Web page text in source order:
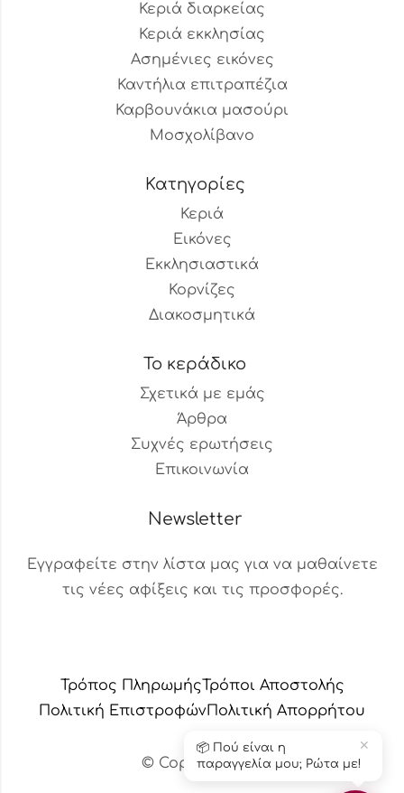
Κεριά διαρκείας
Κεριά εκκλησίας
Ασημένιες εικόνες
Καντήλια επιτραπέζια
Καρβουνάκια μασούρι
Μοσχολίβανο
Κατηγορίες
Κεριά
Εικόνες
Εκκλησιαστικά
Κορνίζες
Διακοσμητικά
Το κεράδικο
Σχετικά με εμάς
Άρθρα
Συχνές ερωτήσεις
Επικοινωνία
Newsletter
Εγγραφείτε στην λίστα μας για να μαθαίνετε
τις νέες αφίξεις και τις προσφορές.
Τρόπος Πληρωμής Τρόποι Αποστολής
Πολιτική ΕπιστροφώνΠολιτική Aπορρήτου
© Copyright 2024 – Το κεράδικο
✕
📦 Πού είναι η
παραγγελία μου; Ρώτα με!